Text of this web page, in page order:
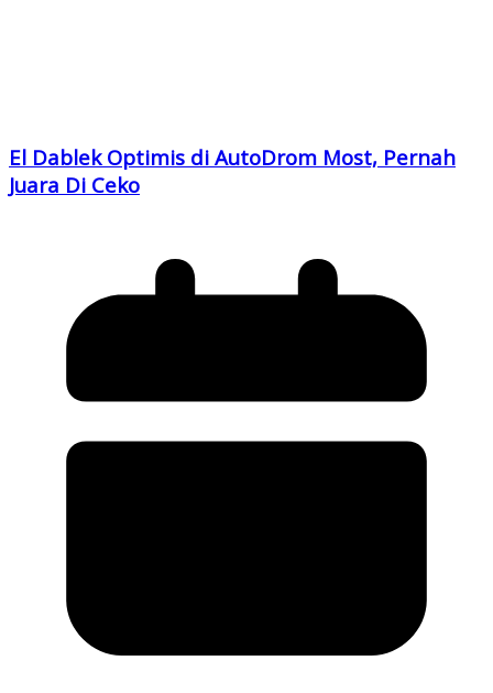
El Dablek Optimis di AutoDrom Most, Pernah
Juara Di Ceko